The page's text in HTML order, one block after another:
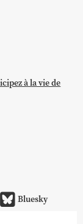
à la vie de
Bluesky